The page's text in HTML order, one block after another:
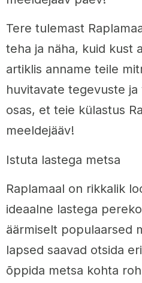
Tere tulemast
teha ja näha, kuid kust
artiklis anname teile
huvitavate tegevuste ja
osas, et teie külastus
meeldejääv!
Istuta lastega metsa
Raplamaal on rikkalik
ideaalne lastega
äärmiselt populaarsed
lapsed saavad otsida
õppida metsa kohta